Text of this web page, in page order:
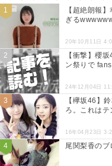
【超絶朗報
ぎる
20年10月11日
【衝撃】櫻
ン祭りで
24年12月04日
【欅坂46】
ろ。これはテ
16年04月23日
尾関梨香の